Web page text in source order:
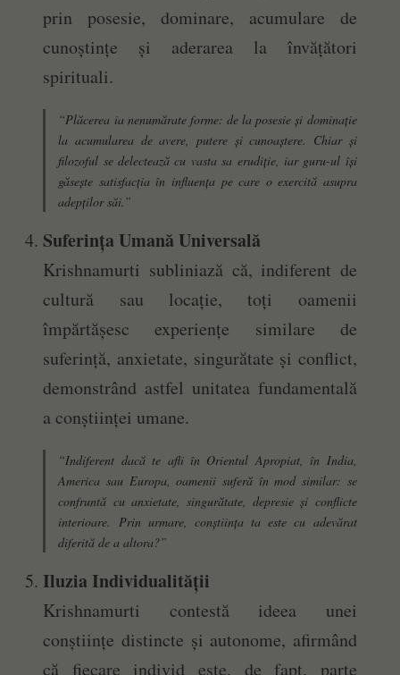
prin posesie, dominare, acumulare de
cunoștințe și aderarea la învățători
spirituali.
“Plăcerea ia nenumărate forme: de la posesie și dominație
la acumularea de avere, putere și cunoaștere. Chiar și
filozoful se delectează cu vasta sa erudiție, iar guru-ul își
găsește satisfacția în influența pe care o exercită asupra
adepților săi.”
Suferința Umană Universală
Krishnamurti subliniază că, indiferent de
cultură sau locație, toți oamenii
împărtășesc experiențe similare de
suferință, anxietate, singurătate și conflict,
demonstrând astfel unitatea fundamentală
a conștiinței umane.
“Indiferent dacă te afli în Orientul Apropiat, în India,
America sau Europa, oamenii suferă în mod similar: se
confruntă cu anxietate, singurătate, depresie și conflicte
interioare. Prin urmare, conștiința ta este cu adevărat
diferită de a altora?”
Iluzia Individualității
Krishnamurti contestă ideea unei
conștiințe distincte și autonome, afirmând
că fiecare individ este, de fapt, parte